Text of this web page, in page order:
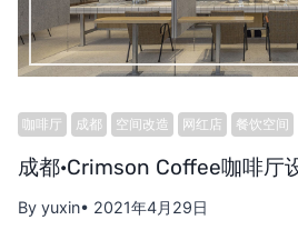
咖啡厅 成都 空间改造 网红店 餐饮空间
成都·Crimson Coffee咖啡厅
By yuxin• 2021年4月29日